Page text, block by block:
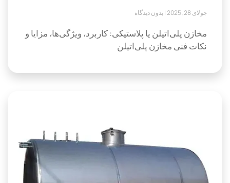
جولای 28, 2025 بدون دیدگاه
مخازن پلی‌اتیلن یا پلاستیکی: کاربرد، ویژگی‌ها، مزایا و
نکات فنی مخازن پلی‌اتیلن